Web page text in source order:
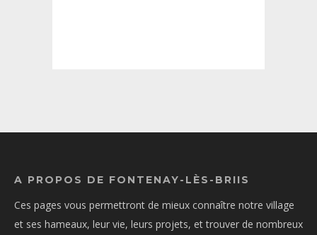
A PROPOS DE FONTENAY-LÈS-BRIIS
Ces pages vous permettront de mieux connaître notre village
et ses hameaux, leur vie, leurs projets, et trouver de nombreux